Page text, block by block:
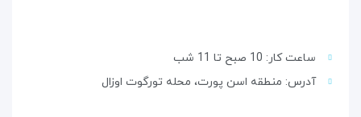
ساعت کار: 10 صبح تا 11 شب
آدرس: منطقه اسن پورت، محله تورگوت اوزال